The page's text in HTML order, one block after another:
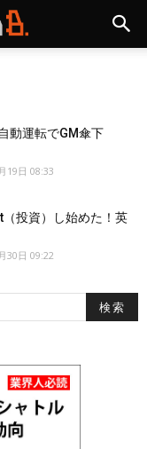
動運転でGM傘下
19日 08:33
投資）し始めた！英
30日 09:22